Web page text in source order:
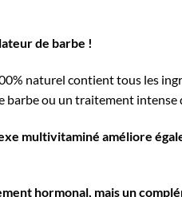
de barbe !
naturel contient tous les
barbe ou un traitement intense
multivitaminé améliore
hormonal, mais un